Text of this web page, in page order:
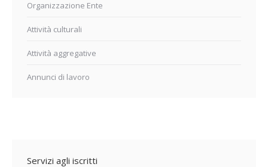
Organizzazione Ente
Attività culturali
Attività aggregative
Annunci di lavoro
Servizi agli iscritti